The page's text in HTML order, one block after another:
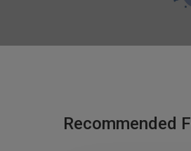
Recommended